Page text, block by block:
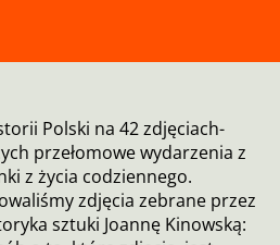
Polski na 42 zdjęciach-
przełomowe wydarzenia z
z życia codziennego.
zdjęcia zebrane przez
sztuki Joannę Kinowską: